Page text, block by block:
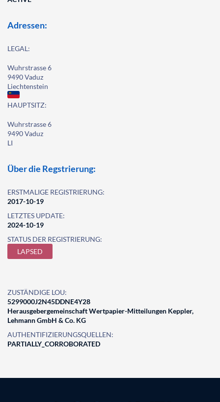
Adressen:
LEGAL:
Wuhrstrasse 6
9490 Vaduz
Liechtenstein
HAUPTSITZ:
Wuhrstrasse 6
9490 Vaduz
LI
Über die Regstrierung:
ERSTMALIGE REGISTRIERUNG:
2017-10-19
LETZTES UPDATE:
2024-10-19
STATUS DER REGISTRIERUNG:
LAPSED
ZUSTÄNDIGE LOU:
5299000J2N45DDNE4Y28
Herausgebergemeinschaft Wertpapier-Mitteilungen Keppler,
Lehmann GmbH & Co. KG
AUTHENTIFIZIERUNGSQUELLEN:
PARTIALLY_CORROBORATED